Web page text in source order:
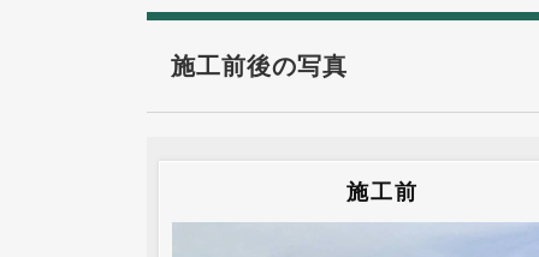
施工前後の写真
施工前